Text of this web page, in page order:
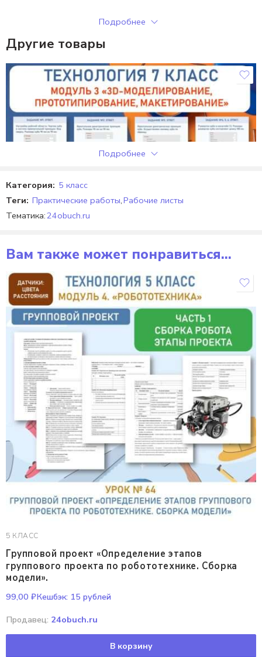
Только зарегистрированные клиенты, купившие этот товар,
могут публиковать отзывы.
Отзывы
Отзывов пока нет.
Подробнее
Другие товары
7 КЛАСС
Практическая работа «Создание объемной модели
макета, развертки». Труд (технология) 7 класс.
Урок №14.
99,00 Кешбэк: 15 рублей
Продавец:24obuch.ru
В корзину
Подробнее
Категория: 5 класс
Теги: Практические работы,Рабочие листы
Тематика:24obuch.ru
Вам также может понравиться…
5 КЛАСС
Групповой проект «Определение этапов
группового проекта по робототехнике. Сборка
модели».
99,00 ₽Кешбэк: 15 рублей
Продавец: 24obuch.ru
В корзину